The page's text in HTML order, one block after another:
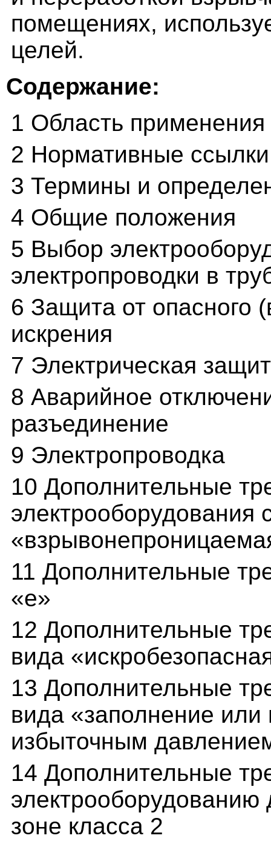
помещениях,
целей.
Содержание:
1 Область применения
2 Нормативные ссылки
3 Термины и
4 Общие положения
5 Выбор
электропроводки в
6 Защита от опасного
искрения
7 Электрическая
8 Аварийное
разъединение
9 Электропроводка
10 Дополнительные
электрооборудования
11 Дополнительные
«е»
12 Дополнительные
вида
13 Дополнительные
вида «заполнение или
избыточным
14 Дополнительные
электрооборудованию
зоне класса 2